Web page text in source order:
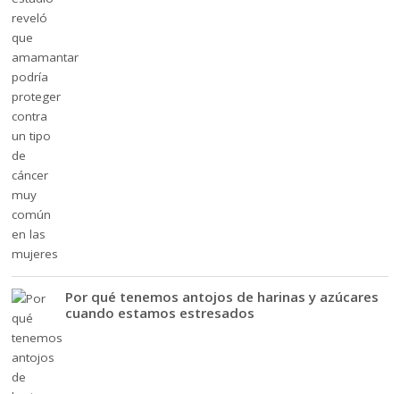
Por qué tenemos antojos de harinas y azúcares
cuando estamos estresados